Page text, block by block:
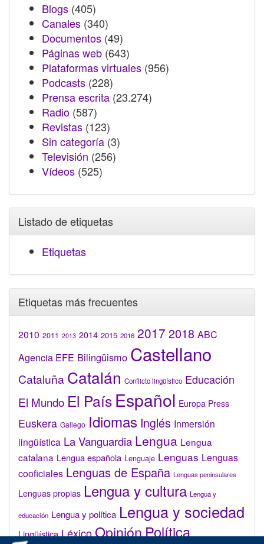
Blogs (405)
Canales (340)
Documentos (49)
Páginas web (643)
Plataformas virtuales (956)
Podcasts (228)
Prensa escrita (23.274)
Radio (587)
Revistas (123)
Sin categoría (3)
Televisión (256)
Vídeos (525)
Listado de etiquetas
Etiquetas
Etiquetas más frecuentes
2010 2011 2013 2014 2015 2016 2017 2018 ABC
Agencia EFE Bilingüismo Castellano
Cataluña Catalán Conflicto lingüístico Educación
El Mundo El País Español Europa Press
Euskera Gallego Idiomas Inglés Inmersión
lingüística La Vanguardia Lengua Lengua
catalana Lengua española Lenguaje Lenguas Lenguas
cooficiales Lenguas de España Lenguas peninsulares
Lenguas propias Lengua y cultura Lengua y
educación Lengua y política Lengua y sociedad
Lingüística LéxicoOpiniónPolítica